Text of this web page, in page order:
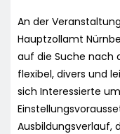
An der
Hauptzollamt
auf die Suche nach
flexibel, divers und
sich Interessierte
Ausbildungsverlauf,